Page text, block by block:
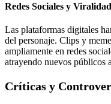
Redes Sociales y Viralidad
Las plataformas digitales
del personaje. Clips y
ampliamente en redes
atrayendo nuevos públicos
Críticas y